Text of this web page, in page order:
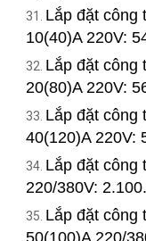
Lắp đặt công
10(40)A 220V:
Lắp đặt công
20(80)A 220V:
Lắp đặt công
40(120)A 220V:
Lắp đặt công
220/380V:
Lắp đặt công